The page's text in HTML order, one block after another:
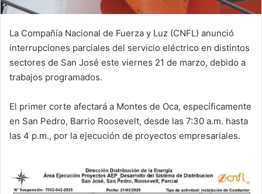
La Compañía Nacional de Fuerza y Luz (CNFL) anunció
interrupciones parciales del servicio eléctrico en distintos
sectores de San José este viernes 21 de marzo, debido a
trabajos programados.
El primer corte afectará a Montes de Oca, específicamente
en San Pedro, Barrio Roosevelt, desde las 7:30 a.m. hasta
las 4 p.m., por la ejecución de proyectos empresariales.